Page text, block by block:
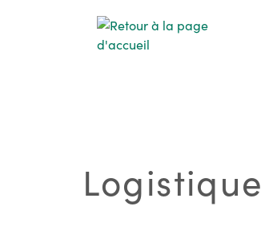
Logistique